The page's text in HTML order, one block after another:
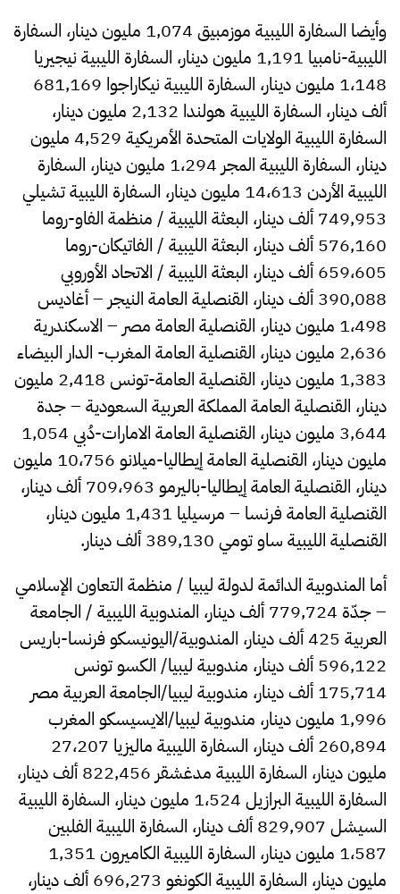
وأيضا السفارة الليبية موزمبيق 1,074 مليون دينار، السفارة
الليبية-نامبيا 1,191 مليون دينار، السفارة الليبية نيجيريا
1،148 مليون دينار، السفارة الليبية نيكاراجوا 681,169
ألف دينار، السفارة الليبية هولندا 2,132 مليون دينار،
السفارة الليبية الولايات المتحدة الأمريكية 4,529 مليون
دينار، السفارة الليبية المجر 1،294 مليون دينار، السفارة
الليبية الأردن 14،613 مليون دينار، السفارة الليبية تشيلي
749,953 ألف دينار، البعثة الليبية / منظمة الفاو-روما
576,160 ألف دينار، البعثة الليبية / الفاتيكان-روما
659،605 ألف دينار، البعثة الليبية / الاتحاد الأوروبي
390,088 ألف دينار، القنصلية العامة النيجر – أغاديس
1،498 مليون دينار، القنصلية العامة مصر – الاسكندرية
2,636 مليون دينار، القنصلية العامة المغرب- الدار البيضاء
1,383 مليون دينار، القنصلية العامة-تونس 2,418 مليون
دينار، القنصلية العامة المملكة العربية السعودية – جدة
3,644 مليون دينار، القنصلية العامة الامارات-دُبي 1,054
مليون دينار، القنصلية العامة إيطاليا-ميلانو 10،756 مليون
دينار، القنصلية العامة إيطاليا-باليرمو 709،963 ألف دينار،
القنصلية العامة فرنسا – مرسيليا 1,431 مليون دينار،
القنصلية الليبية ساو تومي 389,130 ألف دينار.
أما المندوبية الدائمة لدولة ليبيا / منظمة التعاون الإسلامي
– جدّة 779,724 ألف دينار، المندوبية الليبية / الجامعة
العربية 425 ألف دينار، المندوبية/اليونيسكو فرنسا-باريس
596,122 ألف دينار، مندوبية ليبيا/ الكسو تونس
175,714 ألف دينار، مندوبية ليبيا/الجامعة العربية مصر
1,996 مليون دينار، مندوبية ليبيا/الايسيسكو المغرب
260,894 ألف دينار، السفارة الليبية ماليزيا 27،207
مليون دينار، السفارة الليبية مدغشقر 822,456 ألف دينار،
السفارة الليبية البرازيل 1،524 مليون دينار، السفارة الليبية
السيشل 829,907 ألف دينار، السفارة الليبية الفلبين
1،587 مليون دينار، السفارة الليبية الكاميرون 1,351
مليون دينار، السفارة الليبية الكونغو 696,273 ألف دينار،